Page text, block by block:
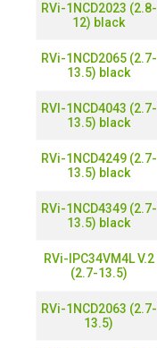
RVi-1NCD2023 (2.8-
12) black
RVi-1NCD2065 (2.7-
13.5) black
RVI-1NCD4043 (2.7-
13.5) black
RVi-1NCD4249 (2.7-
13.5) black
RVi-1NCD4349 (2.7-
13.5) black
RVi-IPC34VM4L V.2
(2.7-13.5)
RVi-1NCD2063 (2.7-
13.5)